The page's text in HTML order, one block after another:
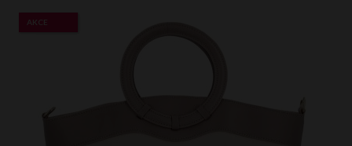
AKCE